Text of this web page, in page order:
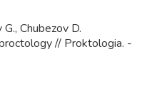
Chubezov D.
// Proktologia. -